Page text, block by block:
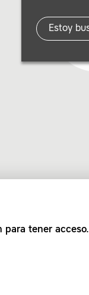
para tener acceso.